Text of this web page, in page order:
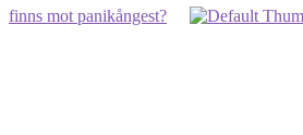
finns mot panikångest?